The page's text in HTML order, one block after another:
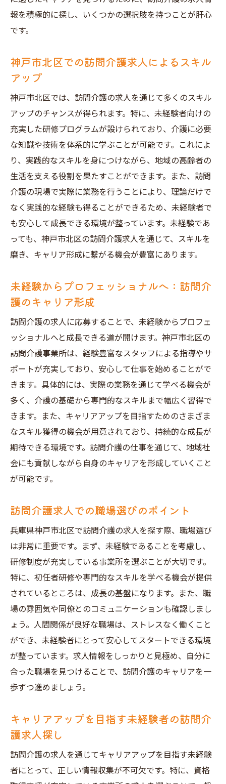
報を積極的に探し、いくつかの選択肢を持つことが肝心
です。
神戸市北区での訪問介護求人によるスキル
アップ
神戸市北区では、訪問介護の求人を通じて多くのスキル
アップのチャンスが得られます。特に、未経験者向けの
充実した研修プログラムが設けられており、介護に必要
な知識や技術を体系的に学ぶことが可能です。これによ
り、実践的なスキルを身につけながら、地域の高齢者の
生活を支える役割を果たすことができます。また、訪問
介護の現場で実際に業務を行うことにより、理論だけで
なく実践的な経験も得ることができるため、未経験者で
も安心して成長できる環境が整っています。未経験であ
っても、神戸市北区の訪問介護求人を通じて、スキルを
磨き、キャリア形成に繋がる機会が豊富にあります。
未経験からプロフェッショナルへ：訪問介
護のキャリア形成
訪問介護の求人に応募することで、未経験からプロフェ
ッショナルへと成長できる道が開けます。神戸市北区の
訪問介護事業所は、経験豊富なスタッフによる指導やサ
ポートが充実しており、安心して仕事を始めることがで
きます。具体的には、実際の業務を通じて学べる機会が
多く、介護の基礎から専門的なスキルまで幅広く習得で
きます。また、キャリアアップを目指すためのさまざま
なスキル獲得の機会が用意されており、持続的な成長が
期待できる環境です。訪問介護の仕事を通じて、地域社
会にも貢献しながら自身のキャリアを形成していくこと
が可能です。
訪問介護求人での職場選びのポイント
兵庫県神戸市北区で訪問介護の求人を探す際、職場選び
は非常に重要です。まず、未経験であることを考慮し、
研修制度が充実している事業所を選ぶことが大切です。
特に、初任者研修や専門的なスキルを学べる機会が提供
されているところは、成長の基盤になります。また、職
場の雰囲気や同僚とのコミュニケーションも確認しまし
ょう。人間関係が良好な職場は、ストレスなく働くこと
ができ、未経験者にとって安心してスタートできる環境
が整っています。求人情報をしっかりと見極め、自分に
合った職場を見つけることで、訪問介護のキャリアを一
歩ずつ進めましょう。
キャリアアップを目指す未経験者の訪問介
護求人探し
訪問介護の求人を通じてキャリアアップを目指す未経験
者にとって、正しい情報収集が不可欠です。特に、資格